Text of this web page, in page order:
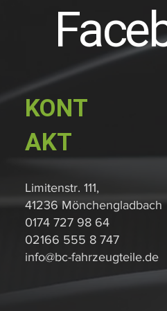
KONT
AKT
Limitenstr. 111,
41236 Mönchengladbach
0174 727 98 64
02166 555 8 747
info@bc-fahrzeugteile.de